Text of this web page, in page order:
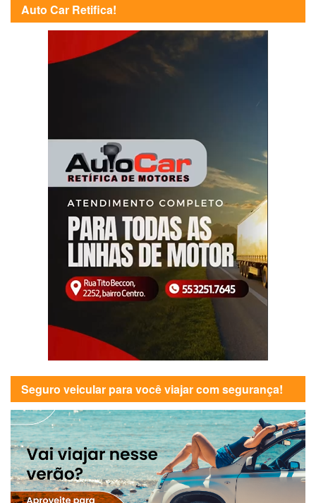
Auto Car Retifica!
Seguro veicular para você viajar com segurança!